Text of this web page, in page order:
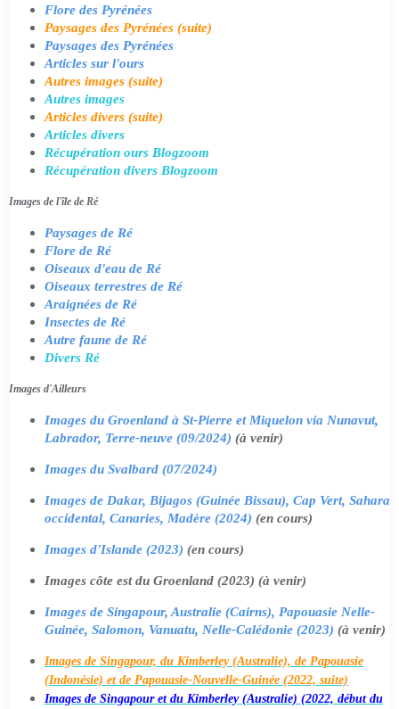
Flore des Pyrénées
Paysages des Pyrénées (suite)
Paysages des Pyrénées
Articles sur l'ours
Autres images (suite)
Autres images
Articles divers (suite)
Articles divers
Récupération ours Blogzoom
Récupération divers Blogzoom
Images de l'île de Ré
Paysages de Ré
Flore de Ré
Oiseaux d'eau de Ré
Oiseaux terrestres de Ré
Araignées de Ré
Insectes de Ré
Autre faune de Ré
Divers Ré
Images d'Ailleurs
Images du Groenland à St-Pierre et Miquelon via Nunavut,
Labrador, Terre-neuve (09/2024) (à venir)
Images du Svalbard (07/2024)
Images de Dakar, Bijagos (Guinée Bissau), Cap Vert, Sahara
occidental, Canaries, Madère (2024) (en cours)
Images d'Islande (2023) (en cours)
Images côte est du Groenland (2023) (à venir)
Images de Singapour, Australie (Cairns), Papouasie Nelle-
Guinée, Salomon, Vanuatu, Nelle-Calédonie (2023) (à venir)
Images de Singapour, du Kimberley (Australie), de Papouasie
(Indonésie) et de Papouasie-Nouvelle-Guinée (2022, suite)
Images de Singapour et du Kimberley (Australie) (2022, début du